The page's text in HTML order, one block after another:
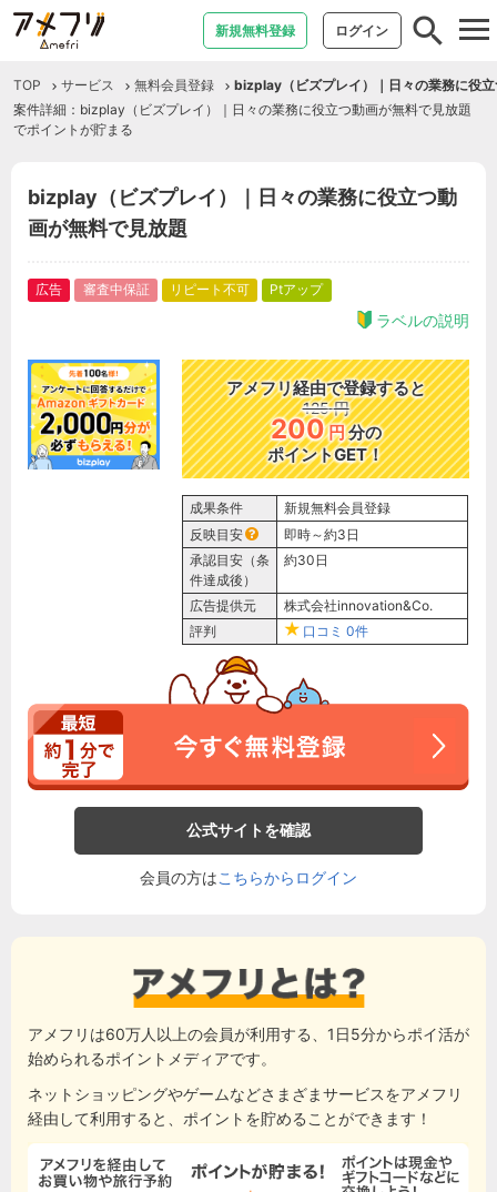
新規無料登録 ログイン
TOP サービス 無料会員登録
bizplay（ビズプレイ）｜日々の業務に役
案件詳細：bizplay（ビズプレイ）｜日々の業務に役立つ動画が無料で見放題
でポイントが貯まる
bizplay（ビズプレイ）｜日々の業務に役立つ動
画が無料で見放題
広告 審査中保証 リピート不可 Ptアップ
ラベルの説明
アメフリ経由で登録すると
125 円
200円分の
ポイントGET！
成果条件
新規無料会員登録
反映目安
即時～約3日
承認目安（条
件達成後）
約30日
広告提供元
株式会社innovation&Co.
評判
口コミ 0件
公式サイトを確認
会員の方はこちらからログイン
アメフリは60万人以上の会員が利用する、1日5分からポイ活が
始められるポイントメディアです。
ネットショッピングやゲームなどさまざまサービスをアメフリ
経由して利用すると、ポイントを貯めることができます！